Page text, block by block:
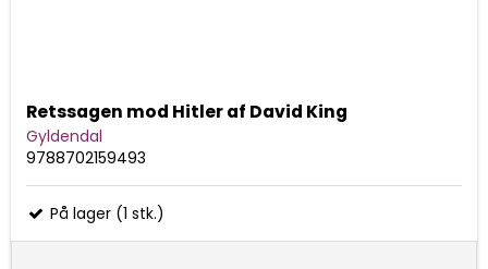
Retssagen mod Hitler af David King
Gyldendal
9788702159493
På lager (1 stk.)